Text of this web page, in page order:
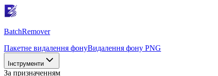
BatchRemover
Пакетне видалення фонуВидалення фону PNG
Інструменти
За призначенням